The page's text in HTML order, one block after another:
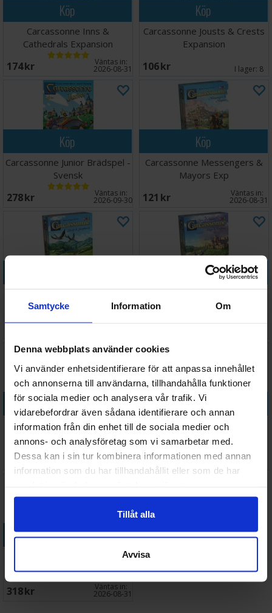
Samtycke Information Om
Denna webbplats använder cookies
Vi använder enhetsidentifierare för att anpassa innehållet
och annonserna till användarna, tillhandahålla funktioner
för sociala medier och analysera vår trafik. Vi
vidarebefordrar även sådana identifierare och annan
information från din enhet till de sociala medier och
annons- och analysföretag som vi samarbetar med.
Dessa kan i sin tur kombinera informationen med annan
information som du har tillhandahållit eller som de har
Tillåt alla
Avvisa
Köp
Carcassonne Inns &
Cathedrals Expansion
174 SEK Väntas in:
2026-08-31
Köp
Carcassonne Jousts & Crests
Expansion
106 SEK I lager: 8
Köp
Carcassonne Junior Brädspel -
Svensk
278 SEK Väntas in:
2026-09-30
Köp
Carcassonne Messengers &
Mayors Exp
121 SEK Väntas in:
2026-08-31
Shepherds Expansion
Köp
Expansion
Köp
Carcassonne Towers &
Thieves Expansion
106 SEK I lager:2
Köp
Carcassonne Traders &
Builders Expansion
148 SEK I lager:
Köp
Brädspel
318 SEK Väntas in:
2026-08-31